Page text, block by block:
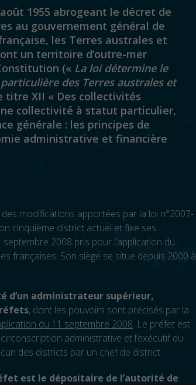
1955 abrogeant le décret de
au gouvernement général de
les Terres australes et
un territoire d’outre-mer
(« La loi détermine le
des Terres australes et
titre XII « Des collectivités
collectivité à statut particulier,
générale : les principes de
administrative et financière
modifications apportées par la loi n°2007-
cinquième district actuel et fixe ses
2008 pris pour l’application du
françaises. Son siège se situe depuis 2000 à
d’un administrateur supérieur,
, dont les pouvoirs sont précisés par la
du 11 septembre 2008. Le préfet est
administrative et l’exécutif du
des districts par un chef de district.
est le dépositaire de l’autorité de